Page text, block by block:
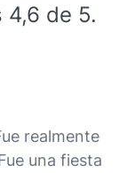
4,6 de 5.
realmente
una fiesta